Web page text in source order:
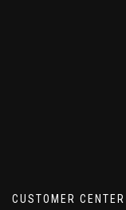
CUSTOMER CENTER